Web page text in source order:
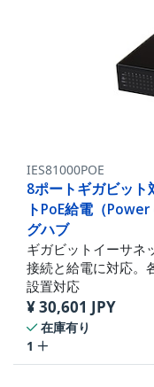
IES81000POE
8ポートギガビッ
トPoE給電（
グハブ
ギガビットイーサネ
接続と給電に対応。
設置対応
¥30,601 JPY
在庫有り
1